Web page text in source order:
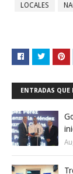
LOCALES
ENTRADAS QUE